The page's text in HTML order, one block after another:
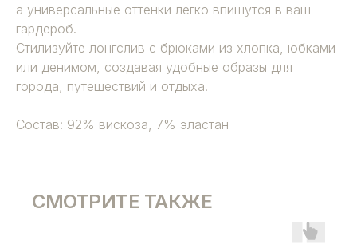
а универсальные оттенки легко впишутся в ваш
гардероб.
Стилизуйте лонгслив с брюками из хлопка, юбками
или денимом, создавая удобные образы для
города, путешествий и отдыха.
Состав: 92% вискоза, 7% эластан
СМОТРИТЕ ТАКЖЕ